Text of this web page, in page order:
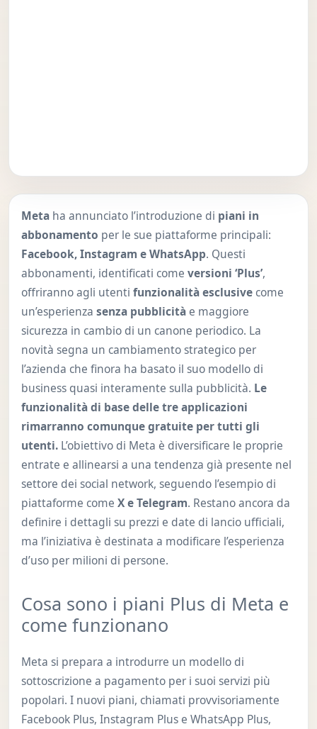
Meta ha annunciato l’introduzione di piani in
abbonamento per le sue piattaforme principali:
Facebook, Instagram e WhatsApp. Questi
abbonamenti, identificati come versioni ‘Plus’,
offriranno agli utenti funzionalità esclusive come
un’esperienza senza pubblicitàe maggiore
sicurezza in cambio di un canone periodico. La
novità segna un cambiamento strategico per
l’azienda che finora ha basato il suo modello di
business quasi interamente sulla pubblicità. Le
funzionalità di base delle tre applicazioni
rimarranno comunque gratuite per tutti gli
utenti.L’obiettivo di Meta è diversificare le proprie
entrate e allinearsi a una tendenza già presente nel
settore dei social network, seguendo l’esempio di
piattaforme come X e Telegram. Restano ancora da
definire i dettagli su prezzi e date di lancio ufficiali,
ma l’iniziativa è destinata a modificare l’esperienza
d’uso per milioni di persone.
Cosa sono i piani Plus di Meta e
come funzionano
Meta si prepara a introdurre un modello di
sottoscrizione a pagamento per i suoi servizi più
popolari. I nuovi piani, chiamati provvisoriamente
Facebook Plus, Instagram Plus e WhatsApp Plus,